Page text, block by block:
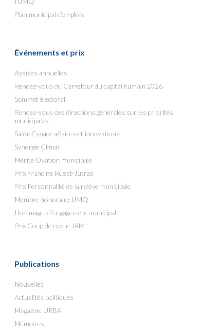
Plan municipal d’emplois
Événements et prix
Assises annuelles
Rendez-vous du Carrefour du capital humain 2026
Sommet électoral
Rendez-vous des directions générales sur les priorités
municipales
Salon Espace affaires et innovations
Synergie Climat
Mérite Ovation municipale
Prix Francine Ruest-Jutras
Prix Personnalité de la relève municipale
Membre honoraire UMQ
Hommage à l’engagement municipal
Prix Coup de coeur JAM
Publications
Nouvelles
Actualités politiques
Magazine URBA
Mémoires